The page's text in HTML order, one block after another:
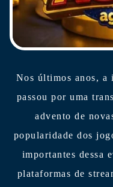
Nos últimos anos, a
passou por uma
advento de
popularidade dos
importantes dessa
plataformas de